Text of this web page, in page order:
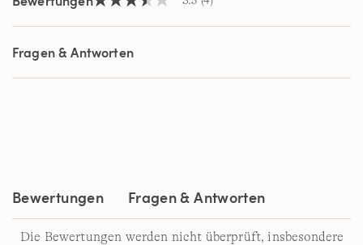
3.5
5
Sternen,
Durchschnittswert
Bewertung.
Fragen & Antworten
Bewertungen Fragen & Antworten
Die Bewertungen werden nicht überprüft, insbesondere